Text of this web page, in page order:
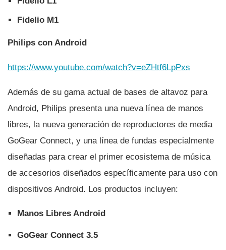
Fidelio M1
Philips con Android
https://www.youtube.com/watch?v=eZHtf6LpPxs
Además de su gama actual de bases de altavoz para
Android, Philips presenta una nueva lí­nea de manos
libres, la nueva generación de reproductores de media
GoGear Connect, y una lí­nea de fundas especialmente
diseñadas para crear el primer ecosistema de música
de accesorios diseñados especí­ficamente para uso con
dispositivos Android. Los productos incluyen:
Manos Libres Android
GoGear Connect 3.5